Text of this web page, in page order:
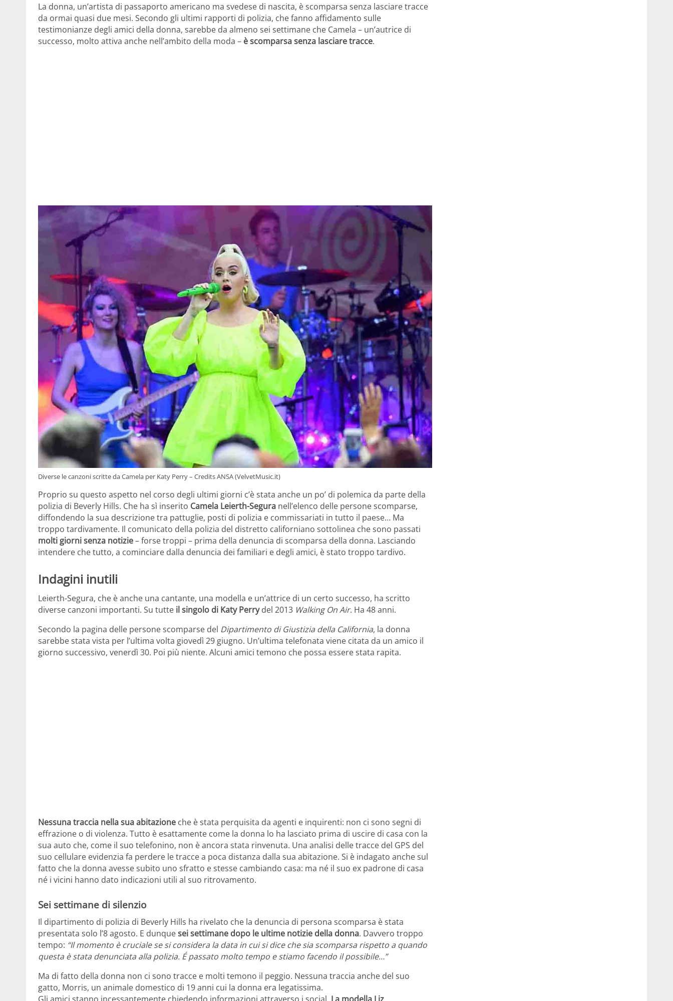
La donna, un’artista di passaporto americano ma svedese di nascita, è scomparsa senza lasciare tracce
da ormai quasi due mesi. Secondo gli ultimi rapporti di polizia, che fanno affidamento sulle
testimonianze degli amici della donna, sarebbe da almeno sei settimane che Camela – un’autrice di
successo, molto attiva anche nell’ambito della moda – è scomparsa senza lasciare tracce.
Diverse le canzoni scritte da Camela per Katy Perry – Credits ANSA (VelvetMusic.it)
Proprio su questo aspetto nel corso degli ultimi giorni c’è stata anche un po’ di polemica da parte della
polizia di Beverly Hills. Che ha sì inserito Camela Leierth-Segura nell’elenco delle persone scomparse,
diffondendo la sua descrizione tra pattuglie, posti di polizia e commissariati in tutto il paese… Ma
troppo tardivamente. Il comunicato della polizia del distretto californiano sottolinea che sono passati
molti giorni senza notizie– forse troppi – prima della denuncia di scomparsa della donna. Lasciando
intendere che tutto, a cominciare dalla denuncia dei familiari e degli amici, è stato troppo tardivo.
Indagini inutili
Leierth-Segura, che è anche una cantante, una modella e un’attrice di un certo successo, ha scritto
diverse canzoni importanti. Su tutte il singolo di Katy Perrydel 2013 Walking On Air. Ha 48 anni.
Secondo la pagina delle persone scomparse del Dipartimento di Giustizia della California, la donna
sarebbe stata vista per l’ultima volta giovedì 29 giugno. Un’ultima telefonata viene citata da un amico il
giorno successivo, venerdì 30. Poi più niente. Alcuni amici temono che possa essere stata rapita.
Nessuna traccia nella sua abitazione che è stata perquisita da agenti e inquirenti: non ci sono segni di
effrazione o di violenza. Tutto è esattamente come la donna lo ha lasciato prima di uscire di casa con la
sua auto che, come il suo telefonino, non è ancora stata rinvenuta. Una analisi delle tracce del GPS del
suo cellulare evidenzia fa perdere le tracce a poca distanza dalla sua abitazione. Si è indagato anche sul
fatto che la donna avesse subito uno sfratto e stesse cambiando casa: ma né il suo ex padrone di casa
né i vicini hanno dato indicazioni utili al suo ritrovamento.
Sei settimane di silenzio
Il dipartimento di polizia di Beverly Hills ha rivelato che la denuncia di persona scomparsa è stata
presentata solo l’8 agosto. E dunquesei settimane dopo le ultime notizie della donna. Davvero troppo
tempo: “Il momento è cruciale se si considera la data in cui si dice che sia scomparsa rispetto a quando
questa è stata denunciata alla polizia. É passato molto tempo e stiamo facendo il possibile…”
Ma di fatto della donna non ci sono tracce e molti temono il peggio. Nessuna traccia anche del suo
gatto, Morris, un animale domestico di 19 anni cui la donna era legatissima.